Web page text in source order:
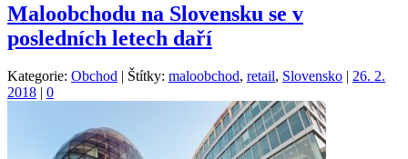
Maloobchodu na Slovensku se v
posledních letech daří
Kategorie: Obchod | Štítky: maloobchod, retail, Slovensko | 26. 2.
2018 | 0